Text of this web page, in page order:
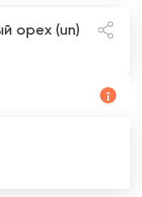
орех (un)